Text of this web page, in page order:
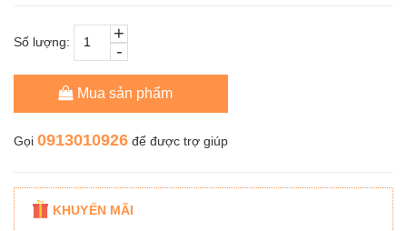
Số lượng: -
+
Mua sản phẩm
Gọi 0913010926 để được trợ giúp
KHUYẾN MÃI